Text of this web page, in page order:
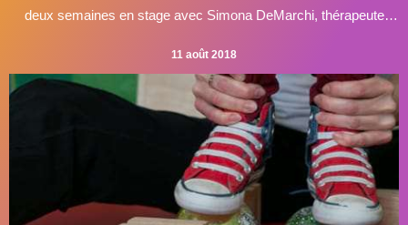
deux semaines en stage avec Simona DeMarchi, thérapeute
semaines pour échanger, observer, apprendre, se remettre en
question, apprendre de nouveaux exercices, voir de nouveaux
enfants avec …
11 août 2018